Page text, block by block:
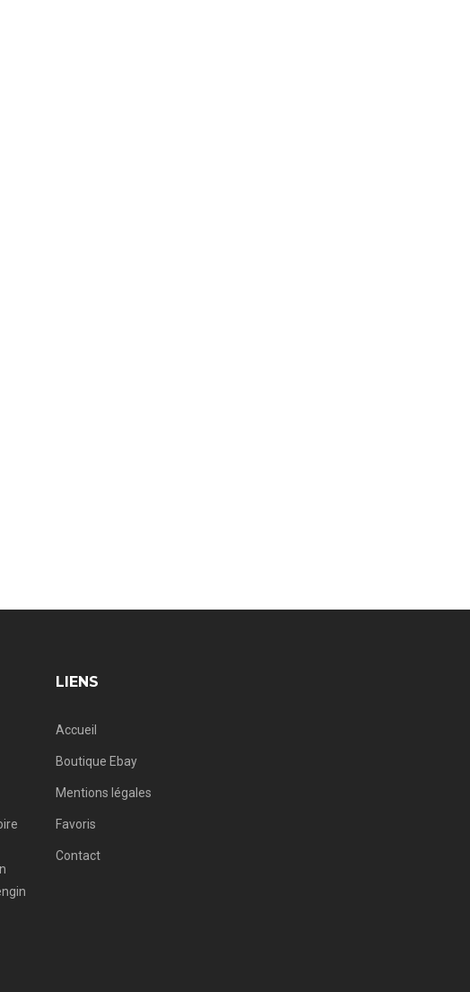
LIENS
Accueil
Boutique Ebay
Mentions légales
Favoris
Contact